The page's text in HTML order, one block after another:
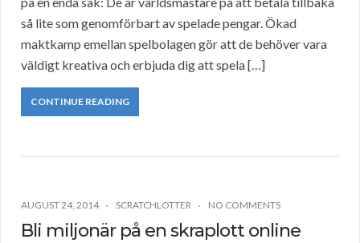
så lite som genomförbart av spelade pengar. Ökad
maktkamp emellan spelbolagen gör att de behöver vara
väldigt kreativa och erbjuda dig att spela […]
CONTINUE READING
AUGUST 24, 2014 SCRATCHLOTTER NO COMMENTS
Bli miljonär på en skraplott online